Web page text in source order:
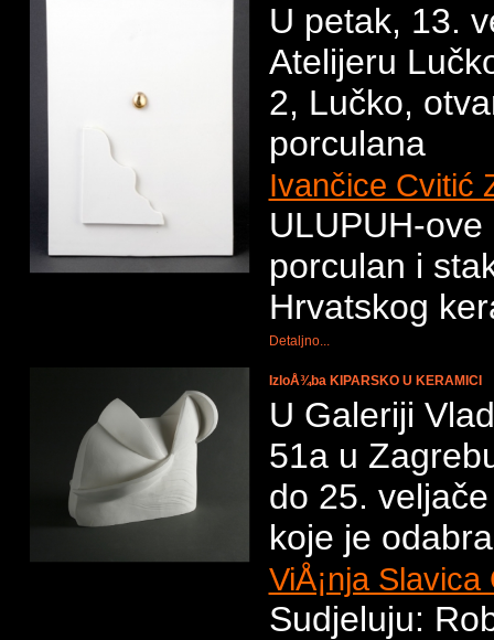
U petak, 13.
Atelijeru
2, Lučko,
porculana
Ivančice Cvitić
ULUPUH-
porculan i
Hrvatskog
Detaljno...
IzloÅ¾ba KIPARSKO U KERAMICI
U Galeriji
51a u
do 25.
koje je
ViÅ¡nja Slavica
Sudjeluju: